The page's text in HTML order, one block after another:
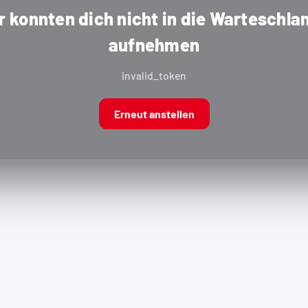
konnten dich nicht in die
aufnehmen
invalid_token
Erneut anstellen